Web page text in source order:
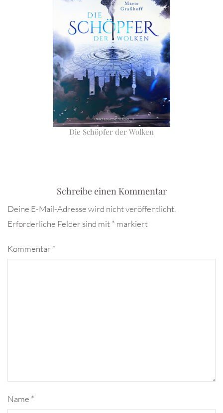
Die Schöpfer der Wolken
Schreibe einen Kommentar
Deine E-Mail-Adresse wird nicht veröffentlicht.
Erforderliche Felder sind mit* markiert
Kommentar *
Name *